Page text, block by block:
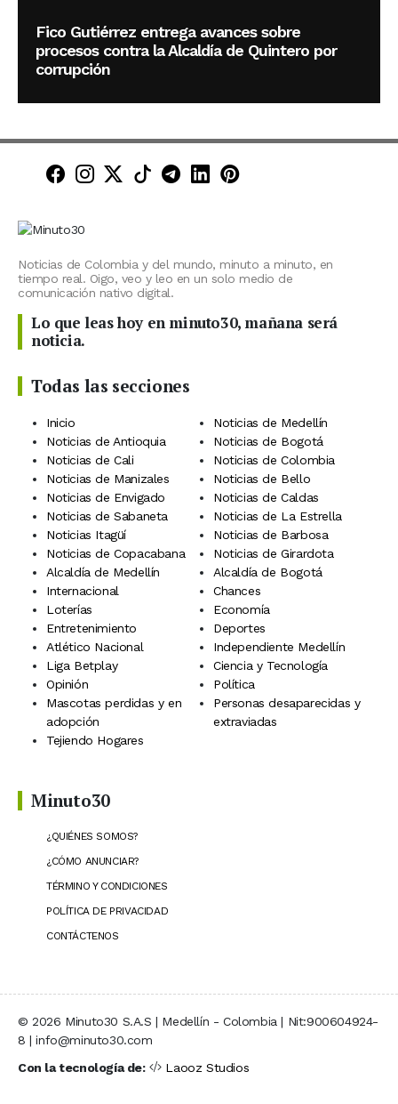
Fico Gutiérrez entrega avances sobre
procesos contra la Alcaldía de Quintero por
corrupción
Minuto30 en Facebook
Minuto30 en Instagram
Minuto30 en X (Twitter)
Minuto30 en TikTok
Canal de Minuto30 en
Minuto30 en LinkedIn
Minuto30 en
Noticias de Colombia y del mundo, minuto a minuto, en
tiempo real. Oigo, veo y leo en un solo medio de
comunicación nativo digital.
Lo que leas hoy en minuto30, mañana será
noticia.
Todas las secciones
Inicio
Noticias de Medellín
Noticias de Antioquia
Noticias de Bogotá
Noticias de Cali
Noticias de Colombia
Noticias de Manizales
Noticias de Bello
Noticias de Envigado
Noticias de Caldas
Noticias de Sabaneta
Noticias de La Estrella
Noticias Itagüí
Noticias de Barbosa
Noticias de Copacabana
Noticias de Girardota
Alcaldía de Medellín
Alcaldía de Bogotá
Internacional
Chances
Loterías
Economía
Entretenimiento
Deportes
Atlético Nacional
Independiente Medellín
Liga Betplay
Ciencia y Tecnología
Opinión
Política
Mascotas perdidas y en
adopción
Personas desaparecidas y
extraviadas
Tejiendo Hogares
Minuto30
¿QUIÉNES SOMOS?
¿CÓMO ANUNCIAR?
TÉRMINO Y CONDICIONES
POLÍTICA DE PRIVACIDAD
CONTÁCTENOS
© 2026 Minuto30 S.A.S | Medellín - Colombia | Nit:900604924-
8 | info@minuto30.com
Con la tecnología de:
Laooz Studios